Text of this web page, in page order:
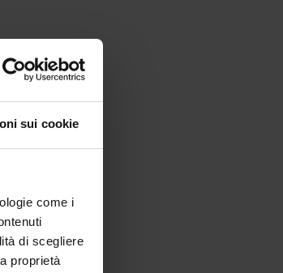
sui cookie
come i
di scegliere
proprietà